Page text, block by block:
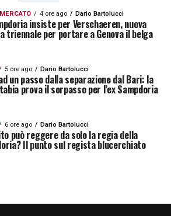
4 ore ago Dario Bartolucci
insiste per Verschaeren, nuova
triennale per portare a Genova il belga
5 ore ago Dario Bartolucci
un passo dalla separazione dal Bari: la
prova il sorpasso per l’ex Sampdoria
6 ore ago Dario Bartolucci
può reggere da solo la regia della
Il punto sul regista blucerchiato